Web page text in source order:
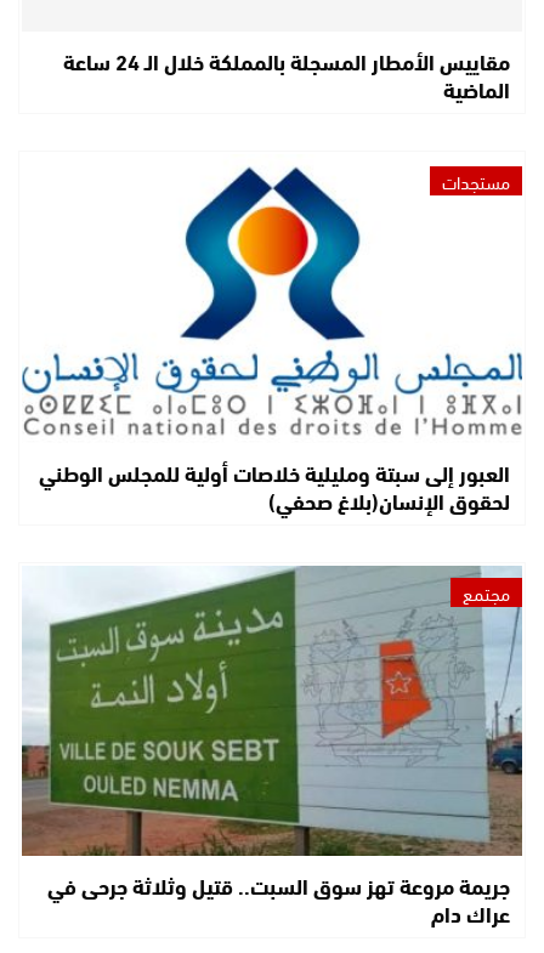
مقاييس الأمطار المسجلة بالمملكة خلال الـ 24 ساعة
الماضية
مستجدات
العبور إلى سبتة ومليلية خلاصات أولية للمجلس الوطني
لحقوق الإنسان(بلاغ صحفي)
مجتمع
جريمة مروعة تهز سوق السبت.. قتيل وثلاثة جرحى في
عراك دام